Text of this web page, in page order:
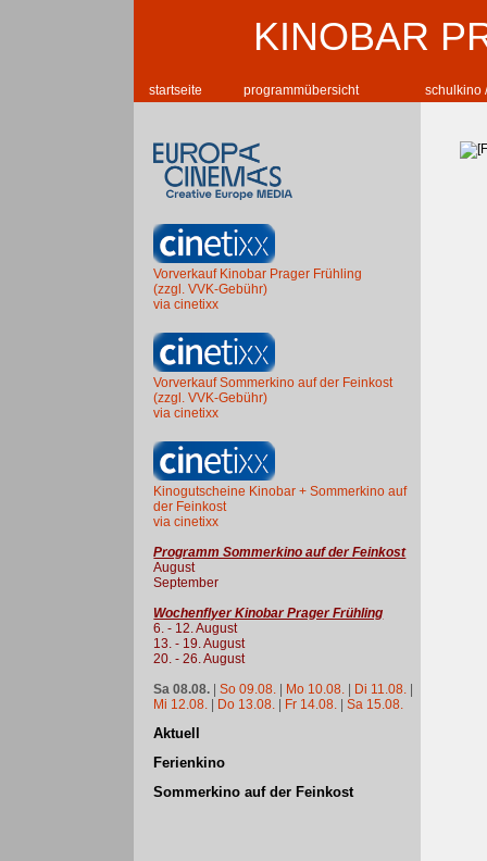
KINOBAR
startseite programmübersicht schulkino
Vorverkauf Kinobar Prager Frühling
(zzgl. VVK-Gebühr)
via cinetixx
Vorverkauf Sommerkino auf der Feinkost
(zzgl. VVK-Gebühr)
via cinetixx
Kinogutscheine Kinobar + Sommerkino auf
der Feinkost
via cinetixx
Programm Sommerkino auf der Feinkost
August
September
Wochenflyer Kinobar Prager Frühling
6. - 12. August
13. - 19. August
20. - 26. August
Sa 08.08. |So 09.08. | Mo 10.08. | Di 11.08. |
Mi 12.08. | Do 13.08. | Fr 14.08. |Sa 15.08.
Aktuell
Ferienkino
Sommerkino auf der Feinkost